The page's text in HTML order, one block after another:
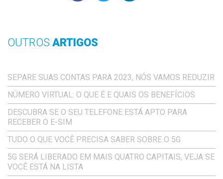
OUTROS ARTIGOS
SEPARE SUAS CONTAS PARA 2023, NÓS VAMOS REDUZIR
NÚMERO VIRTUAL: O QUE É E QUAIS OS BENEFÍCIOS
DESCUBRA SE O SEU TELEFONE ESTÁ APTO PARA
RECEBER O E-SIM
TUDO O QUE VOCÊ PRECISA SABER SOBRE O 5G
5G SERÁ LIBERADO EM MAIS QUATRO CAPITAIS, VEJA SE
VOCÊ ESTÁ NA LISTA